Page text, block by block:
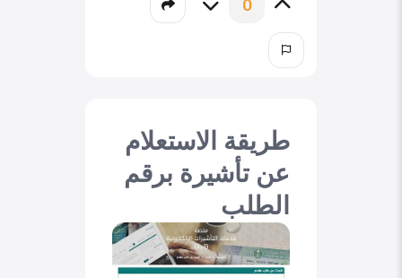
0
طريقة الاستعلام
عن تأشيرة برقم
الطلب